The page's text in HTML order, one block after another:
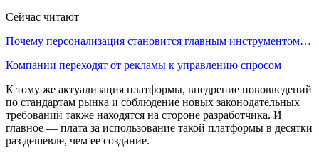
Сейчас читают
Почему персонализация становится главным инструментом…
Компании переходят от рекламы к управлению спросом
К тому же актуализация платформы, внедрение нововведений
по стандартам рынка и соблюдение новых законодательных
требований также находятся на стороне разработчика. И
главное — плата за использование такой платформы в десятки
раз дешевле, чем ее создание.